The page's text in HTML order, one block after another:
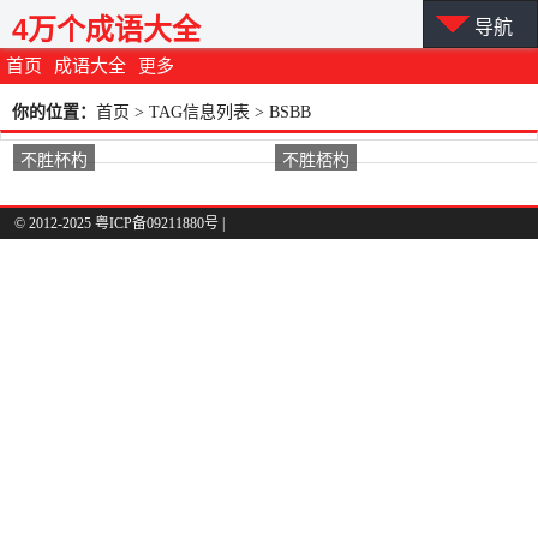
首页 成语大全 更多
4万个成语大全 导航
你的位置： 首页 > TAG信息列表 > BSBB
不胜杯杓 不胜桮杓
© 2012-2025 粤ICP备09211880号 |